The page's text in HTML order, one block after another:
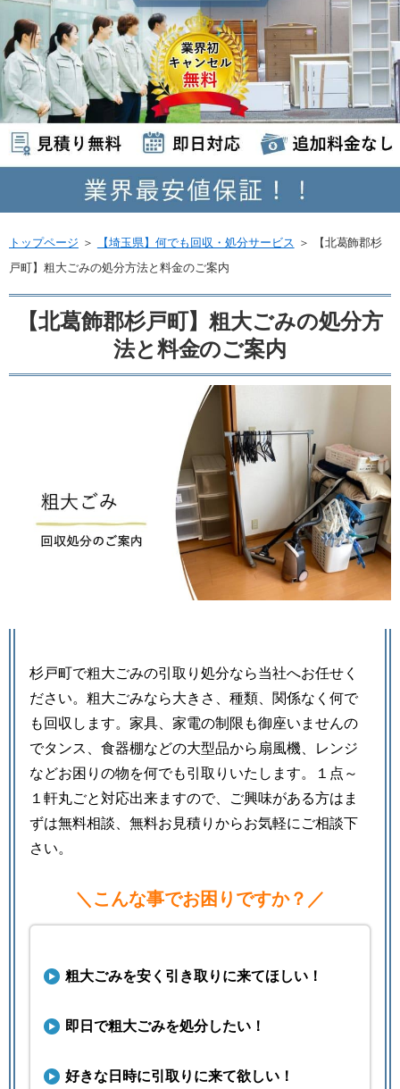
トップページ ＞ 【埼玉県】何でも回収・処分サービス ＞
【北葛飾郡杉
戸町】粗大ごみの処分方法と料金のご案内
【北葛飾郡杉戸町】粗大ごみの処分方
法と料金のご案内
杉戸町で粗大ごみの引取り処分なら当社へお任せく
ださい。粗大ごみなら大きさ、種類、関係なく何で
も回収します。家具、家電の制限も御座いませんの
でタンス、食器棚などの大型品から扇風機、レンジ
などお困りの物を何でも引取りいたします。１点～
１軒丸ごと対応出来ますので、ご興味がある方はま
ずは無料相談、無料お見積りからお気軽にご相談下
さい。
＼こんな事でお困りですか？／
粗大ごみを安く引き取りに来てほしい！
即日で粗大ごみを処分したい！
好きな日時に引取りに来て欲しい！